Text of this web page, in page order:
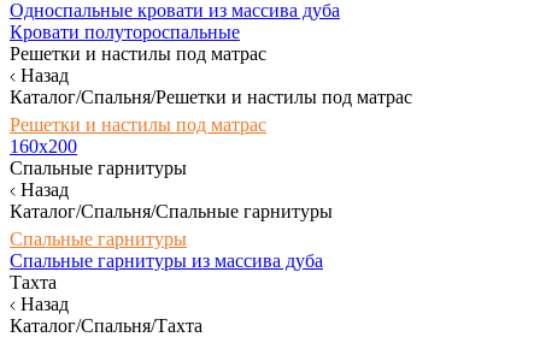
Односпальные кровати из массива дуба
Кровати полутороспальные
Решетки и настилы под матрас
Назад
Каталог/Спальня/Решетки и настилы под матрас
Решетки и настилы под матрас
160х200
Спальные гарнитуры
Назад
Каталог/Спальня/Спальные гарнитуры
Спальные гарнитуры
Спальные гарнитуры из массива дуба
Тахта
Назад
Каталог/Спальня/Тахта